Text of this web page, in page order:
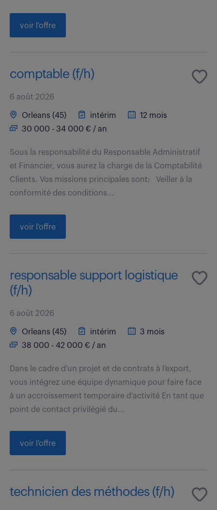
voir l'offre
comptable (f/h)
6 août 2026
Orleans (45) intérim
12 mois
30 000 - 34 000 € / an
Sous la responsabilité du Responsable Administratif
et Financier, vous aurez la charge de la Comptabilité
Clients. Vos missions principales sont: Veiller à la
conformité des conditions...
voir l'offre
responsable support logistique
(f/h)
6 août 2026
Orleans (45) intérim
3 mois
38 000 - 42 000 € / an
Dans le cadre d'un projet et de contrats à l'export,
vous intégrez une équipe dynamique pour faire face
à un accroissement temporaire d'activité En tant que
point de contact privilégié du...
voir l'offre
technicien des méthodes (f/h)